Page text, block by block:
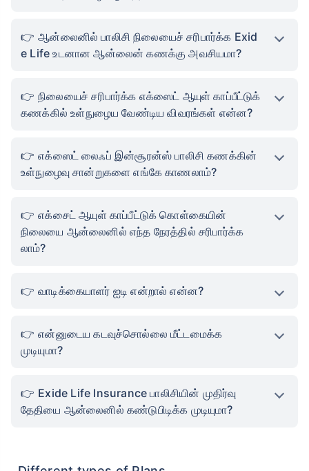
ஆன்லைனில் பாலிசி நிலையைச் சரிபார்க்க Exid
e Life உடனான ஆன்லைன் கணக்கு அவசியமா?
நிலையைச் சரிபார்க்க எக்ஸைட் ஆயுள் காப்பீட்டுக்
கணக்கில் உள்நுழைய வேண்டிய விவரங்கள் என்ன?
எக்ஸைட் லைஃப் இன்சூரன்ஸ் பாலிசி கணக்கின்
உள்நுழைவு சான்றுகளை எங்கே காணலாம்?
எக்சைட் ஆயுள் காப்பீட்டுக் கொள்கையின்
நிலையை ஆன்லைனில் எந்த நேரத்தில் சரிபார்க்க
லாம்?
வாடிக்கையாளர் ஐடி என்றால் என்ன?
என்னுடைய கடவுச்சொல்லை மீட்டமைக்க
முடியுமா?
Exide Life Insurance பாலிசியின் முதிர்வு
தேதியை ஆன்லைனில் கண்டுபிடிக்க முடியுமா?